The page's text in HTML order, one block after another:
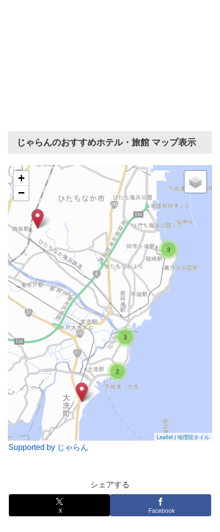
じゃらんのおすすめホテル・旅館 マップ表示
3
3
2
+
−
Leaflet | 地理院タイル
Supported by じゃらん
シェアする
X Facebook